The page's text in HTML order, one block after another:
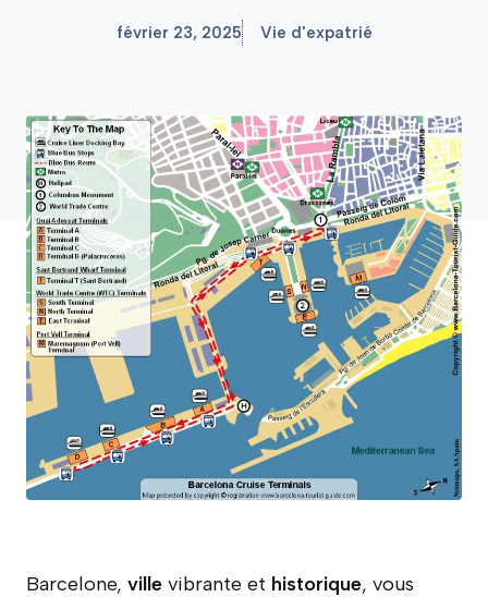
février 23, 2025 Vie d'expatrié
Barcelone, ville vibrante et historique, vous